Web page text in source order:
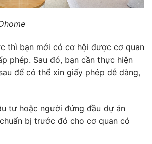
thì bạn mới có cơ hội được cơ quan
phép. Sau đó, bạn cần thực hiện
để có thể xin giấy phép dễ dàng,
tư hoặc người đứng đầu dự án
bị trước đó cho cơ quan có